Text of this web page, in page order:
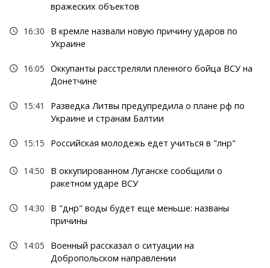
вражеских объектов
16:30
В кремле назвали новую причину ударов по
Украине
16:05 Оккупанты расстреляли пленного бойца ВСУ на
Донетчине
15:41
Разведка Литвы предупредила о плане рф по
Украине и странам Балтии
15:15 Российская молодежь едет учиться в "лнр"
14:50
В оккупированном Луганске сообщили о
ракетном ударе ВСУ
14:30
В "днр" воды будет еще меньше: названы
причины
14:05
Военный рассказал о ситуации на
Добропольском направлении